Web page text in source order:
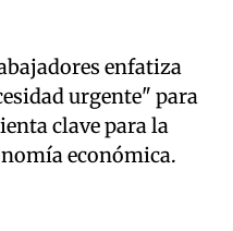
enfatiza
urgente" para
clave para la
económica.